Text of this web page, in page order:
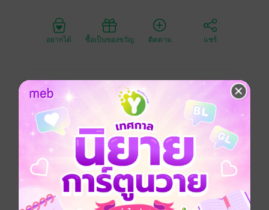
อยากได้ ซื้อเป็นของขวัญ ติดตาม แชร์
นาวาตรีไคมุ่งหน้าไปที่อู่ต่อเรือคุเระ เพื่อตามหาหลักฐาน
การต่อเรือประจัญบานยักษ์ [ยามาโตะ] เมื่อไปถึง เขาก็ได้
พบว่าอู่ต่อเรือกำลังถูกทําการขยายขึ้นจริงๆ เรือโททาคา
โตะพยายามขัดขวางด้วยการยัดข้อหา สายลับให้กับเขา
แต่นาวาตรีไคตัดสินใจบุกเข้าไปประจันหน้ากับพลเรือโทฮิ
รายามะโดยตรง เพื่อให้เขาล้มแผนการต่อเรือยามาโตะลง
ซะ การปะทะกันครั้งสุดท้ายของทั้งคู่กำลังจะเริ่มขึ้นแล้ว!!
การ์ตูนญี่ปุ่น หนังสือแปล สงคราม